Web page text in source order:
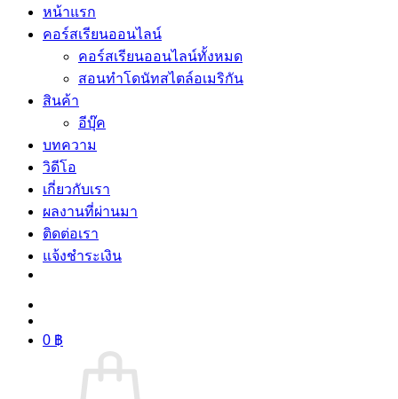
หน้าแรก
คอร์สเรียนออนไลน์
คอร์สเรียนออนไลน์ทั้งหมด
สอนทำโดนัทสไตล์อเมริกัน
สินค้า
อีบุ๊ค
บทความ
วิดีโอ
เกี่ยวกับเรา
ผลงานที่ผ่านมา
ติดต่อเรา
แจ้งชำระเงิน
0 ฿